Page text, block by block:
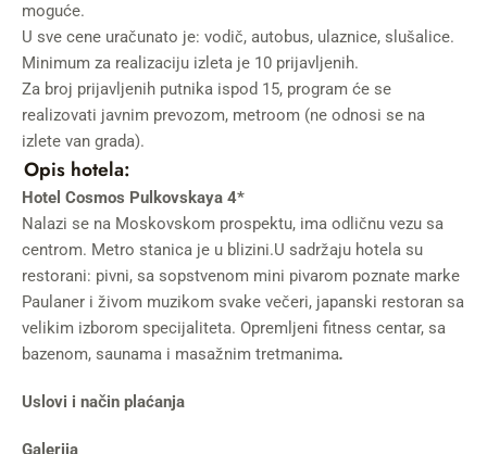
moguće.
U sve cene uračunato je: vodič, autobus, ulaznice, slušalice.
Minimum za realizaciju izleta je 10 prijavljenih.
Za broj prijavljenih putnika ispod 15, program će se
realizovati javnim prevozom, metroom (ne odnosi se na
izlete van grada).
Opis hotela:
Hotel Cosmos Pulkovskaya 4*
Nalazi se na Moskovskom prospektu, ima odličnu vezu sa
centrom. Metro stanica je u blizini.U sadržaju hotela su
restorani: pivni, sa sopstvenom mini pivarom poznate marke
Paulaner i živom muzikom svake večeri, japanski restoran sa
velikim izborom specijaliteta. Opremljeni fitness centar, sa
bazenom, saunama i masažnim tretmanima.
Uslovi i način plaćanja
Galerija